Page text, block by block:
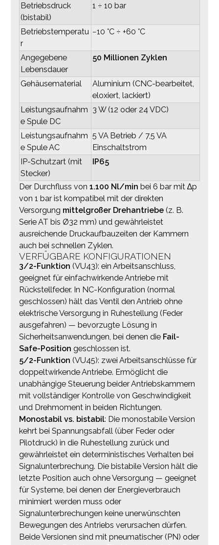
Betriebsdruck
(bistabil)
1 ÷ 10 bar
Betriebstemperatu
r
−10 °C ÷ +60 °C
Angegebene
Lebensdauer
50 Millionen Zyklen
Gehäusematerial
Aluminium (CNC-bearbeitet,
eloxiert, lackiert)
Leistungsaufnahm
e Spule DC
3 W (12 oder 24 VDC)
Leistungsaufnahm
e Spule AC
5 VA Betrieb / 7,5 VA
Einschaltstrom
IP-Schutzart (mit
Stecker)
IP65
Der Durchfluss von 1.100 Nl/min bei 6 bar mit ∆p
von 1 bar ist kompatibel mit der direkten
Versorgung mittelgroßer Drehantriebe(z. B.
Serie AT bis Ø32 mm) und gewährleistet
ausreichende Druckaufbauzeiten der Kammern
auch bei schnellen Zyklen.
VERFÜGBARE KONFIGURATIONEN
3/2-Funktion (VU43): ein Arbeitsanschluss,
geeignet für einfachwirkende Antriebe mit
Rückstellfeder. In NC-Konfiguration (normal
geschlossen) hält das Ventil den Antrieb ohne
elektrische Versorgung in Ruhestellung (Feder
ausgefahren) — bevorzugte Lösung in
Sicherheitsanwendungen, bei denen die Fail-
Safe-Position geschlossen ist.
5/2-Funktion (VU45): zwei Arbeitsanschlüsse für
doppeltwirkende Antriebe. Ermöglicht die
unabhängige Steuerung beider Antriebskammern
mit vollständiger Kontrolle von Geschwindigkeit
und Drehmoment in beiden Richtungen.
Monostabil vs. bistabil: Die monostabile Version
kehrt bei Spannungsabfall (über Feder oder
Pilotdruck) in die Ruhestellung zurück und
gewährleistet ein deterministisches Verhalten bei
Signalunterbrechung. Die bistabile Version hält die
letzte Position auch ohne Versorgung — geeignet
für Systeme, bei denen der Energieverbrauch
minimiert werden muss oder
Signalunterbrechungen keine unerwünschten
Bewegungen des Antriebs verursachen dürfen.
Beide Versionen sind mit pneumatischer (PN) oder